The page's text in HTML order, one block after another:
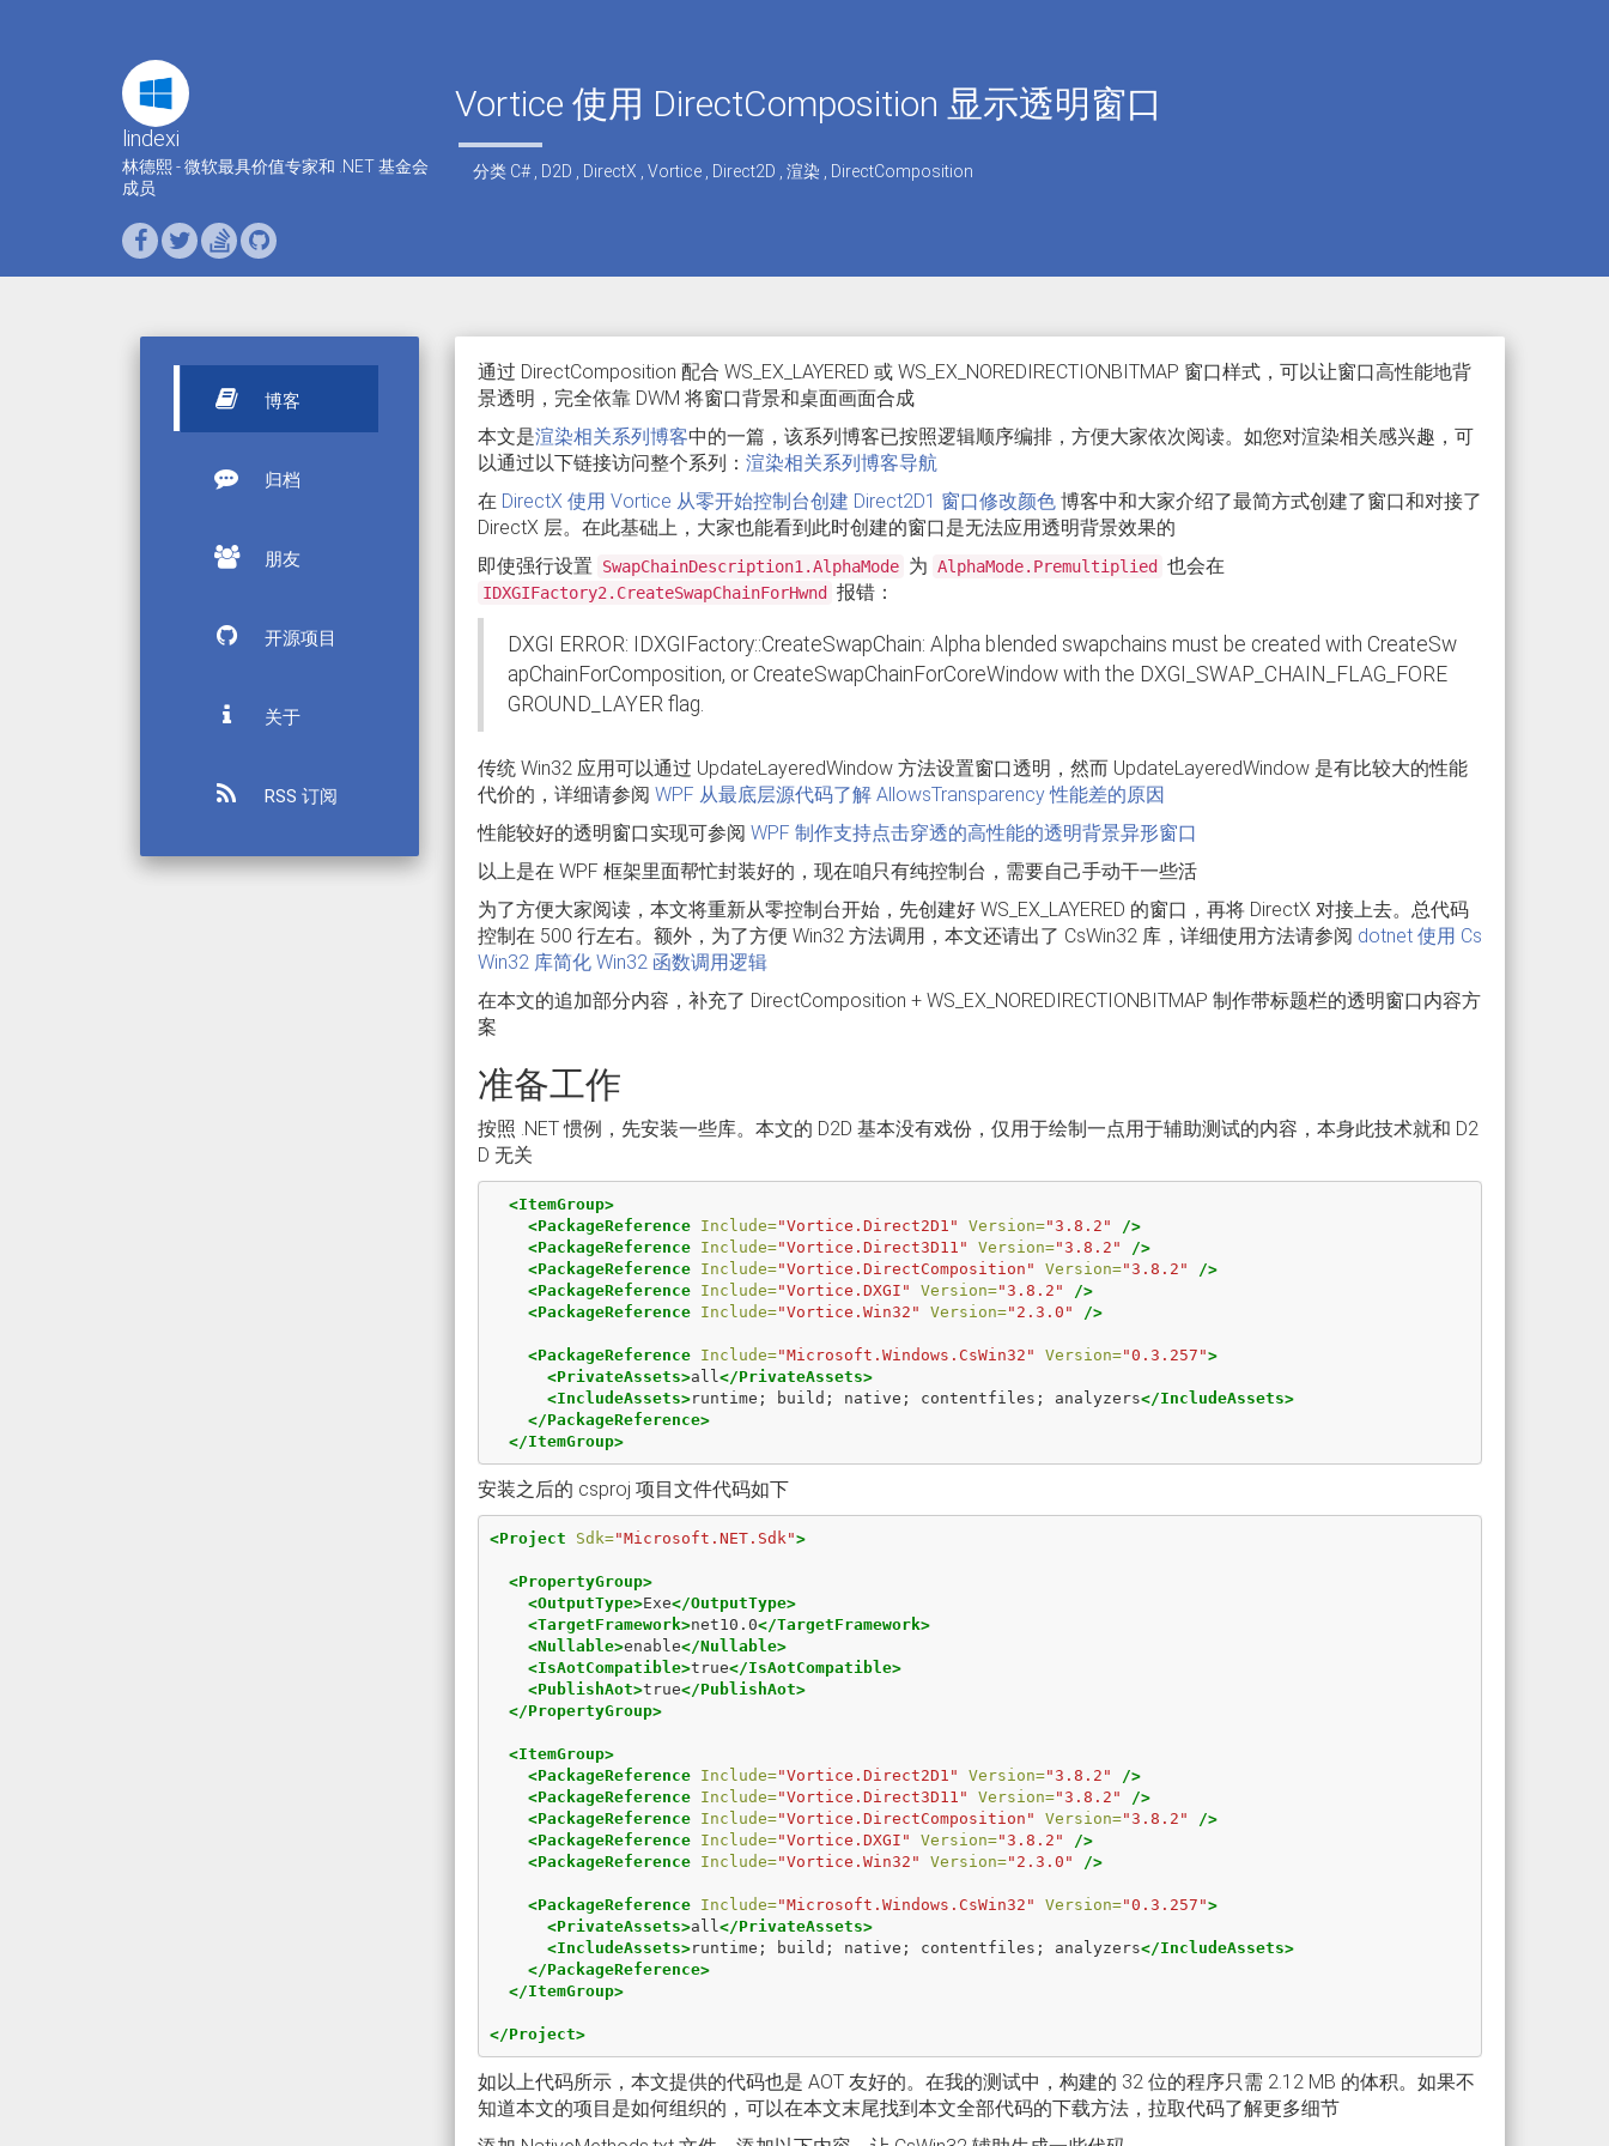
lindexi
林德熙 - 微软最具价值专家和 .NET 基金会
成员
Vortice 使用 DirectComposition 显示透明窗口
分类 C#, D2D DirectX Vortice, Direct2D 渲染 DirectComposition
博客
归档
朋友
开源项目
关于
RSS 订阅
通过 DirectComposition 配合 WS_EX_LAYERED 或 WS_EX_NOREDIRECTIONBITMAP 窗口样式，可以让窗口高性能地背
景透明，完全依靠 DWM 将窗口背景和桌面画面合成
本文是渲染相关系列博客中的一篇，该系列博客已按照逻辑顺序编排，方便大家依次阅读。如您对渲染相关感兴趣，可
以通过以下链接访问整个系列： 渲染相关系列博客导航
在 DirectX 使用 Vortice 从零开始控制台创建 Direct2D1 窗口修改颜色博客中和大家介绍了最简方式创建了窗口和对接了
DirectX 层。在此基础上，大家也能看到此时创建的窗口是无法应用透明背景效果的
即使强行设置
SwapChainDescription1.AlphaMode 为 AlphaMode.Premultiplied 也会在
IDXGIFactory2.CreateSwapChainForHwnd 报错：
DXGI ERROR: IDXGIFactory::CreateSwapChain: Alpha blended swapchains must be created with CreateSw
apChainForComposition, or CreateSwapChainForCoreWindow with the DXGI_SWAP_CHAIN_FLAG_FORE
GROUND_LAYER flag.
传统 Win32 应用可以通过 UpdateLayeredWindow 方法设置窗口透明，然而 UpdateLayeredWindow 是有比较大的性能
代价的，详细请参阅 WPF 从最底层源代码了解 AllowsTransparency 性能差的原因
性能较好的透明窗口实现可参阅 WPF 制作支持点击穿透的高性能的透明背景异形窗口
以上是在 WPF 框架里面帮忙封装好的，现在咱只有纯控制台，需要自己手动干一些活
为了方便大家阅读，本文将重新从零控制台开始，先创建好 WS_EX_LAYERED 的窗口，再将 DirectX 对接上去。总代码
控制在 500 行左右。额外，为了方便 Win32 方法调用，本文还请出了 CsWin32 库，详细使用方法请参阅 dotnet 使用 Cs
Win32 库简化 Win32 函数调用逻辑
在本文的追加部分内容，补充了 DirectComposition + WS_EX_NOREDIRECTIONBITMAP 制作带标题栏的透明窗口内容方
案
准备工作
按照 .NET 惯例，先安装一些库。本文的 D2D 基本没有戏份，仅用于绘制一点用于辅助测试的内容，本身此技术就和 D2
D 无关
<ItemGroup>
<PackageReference Include="Vortice.Direct2D1" Version="3.8.2"
/>
<PackageReference Include="Vortice.Direct3D11" Version="3.8.2"
/>
<PackageReference Include="Vortice.DirectComposition" Version="3.8.2"
/>
<PackageReference Include="Vortice.DXGI" Version="3.8.2"
/>
<PackageReference Include="Vortice.Win32" Version="2.3.0" />
<PackageReference Include="Microsoft.Windows.CsWin32" Version="0.3.257">
<PrivateAssets>all </PrivateAssets>
<IncludeAssets>runtime; build; native; contentfiles; analyzers</IncludeAssets>
</PackageReference>
</ItemGroup>
安装之后的 csproj 项目文件代码如下
<Project Sdk="Microsoft.NET.Sdk">
<PropertyGroup>
<OutputType>Exe</OutputType>
<TargetFramework>net10.0</TargetFramework>
<Nullable>enable</Nullable>
<IsAotCompatible>true</IsAotCompatible>
<PublishAot>true</PublishAot>
</PropertyGroup>
<ItemGroup>
<PackageReference Include="Vortice.Direct2D1" Version="3.8.2"
/>
<PackageReference Include="Vortice.Direct3D11" Version="3.8.2"
/>
<PackageReference Include="Vortice.DirectComposition" Version="3.8.2"
/>
<PackageReference Include="Vortice.DXGI" Version="3.8.2"
/>
<PackageReference Include="Vortice.Win32" Version="2.3.0" />
<PackageReference Include="Microsoft.Windows.CsWin32" Version="0.3.257">
<PrivateAssets>all </PrivateAssets>
<IncludeAssets>runtime; build; native; contentfiles; analyzers</IncludeAssets>
</PackageReference>
</ItemGroup>
</Project>
如以上代码所示，本文提供的代码也是 AOT 友好的。在我的测试中，构建的 32 位的程序只需 2.12 MB 的体积。如果不
知道本文的项目是如何组织的，可以在本文末尾找到本文全部代码的下载方法，拉取代码了解更多细节